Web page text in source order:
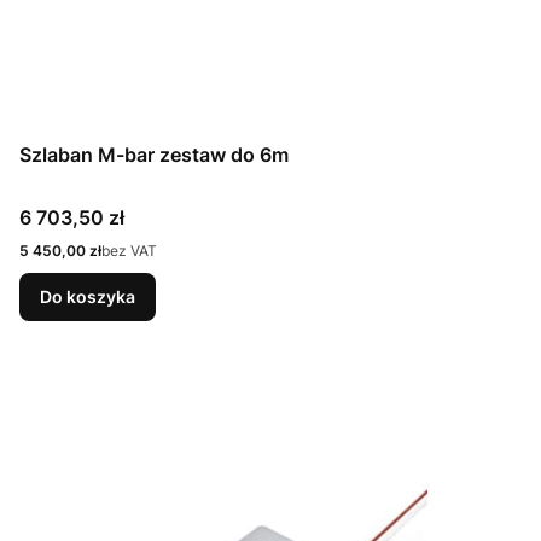
Szlaban M-bar zestaw do 6m
Cena
6 703,50 zł
Cena
5 450,00 złbez VAT
Do koszyka